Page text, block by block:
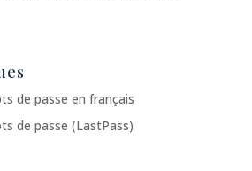
de passe en français
de passe (LastPass)